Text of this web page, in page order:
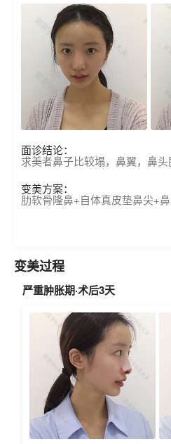
面诊结论：
求美者鼻子比较塌，鼻翼，鼻
变美方案：
肋软骨隆鼻+自体真皮垫鼻尖+
变美过程
严重肿胀期·术后3天